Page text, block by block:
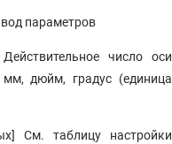
параметров
число оси
дюйм, градус (единица
См. таблицу настройки